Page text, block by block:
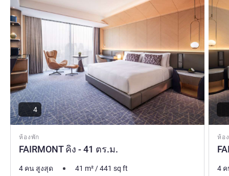
เข้ากับความหรูหราร่วมสมัยผ่านบริการของแบรนด์ที่โดดเด่น
ซึ่งมีเสน่ห์และจัดเตรียมไว้ให้เฉพาะ เรารู้สึกเป็นเกียรติอย่าง
ยิ่งที่ได้ต้อนรับคุณ
Franck Loison ฝ่ายบริหารโรงแรม
ห้องพัก
FAIRMONT คิง - 41 ตร.ม.
4
4 คน สูงสุด 41 m²/441 sq ft
ห้อ
4